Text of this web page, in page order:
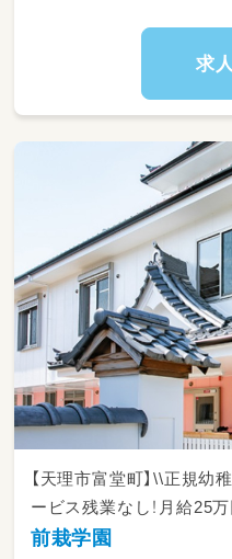
求
【天理市富堂町】\\正規幼
ービス残業なし！月給25
前栽学園